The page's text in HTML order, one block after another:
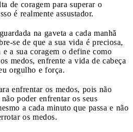
de coragem para superar o
é realmente assustador.
na gaveta a cada manhã
se de que a sua vida é preciosa,
a sua coragem o define como
medos, enfrente a vida de cabeça
orgulho e força.
enfrentar os medos, pois não
poder enfrentar os seus
a cada minuto que passa e não
os medos.